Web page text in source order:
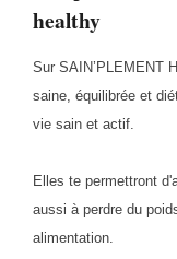
healthy
Sur SAIN’PLEMENT
saine, équilibrée et
vie sain et actif.
Elles te permettront
aussi à perdre du
alimentation.